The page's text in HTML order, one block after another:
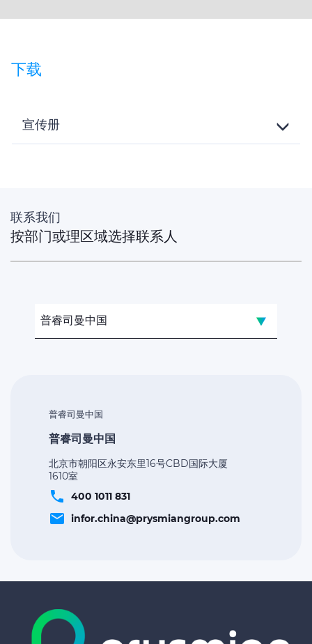
下载
宣传册
联系我们
按部门或理区域选择联系人
普睿司曼中国
普睿司曼中国
普睿司曼中国
北京市朝阳区永安东里16号CBD国际大厦
1610室
phone 400 1011 831
email infor.china@prysmiangroup.com